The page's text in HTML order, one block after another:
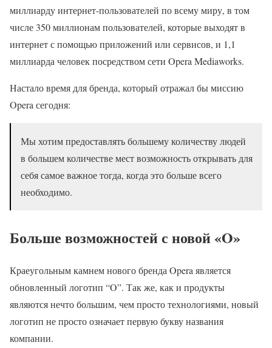
миллиарду интернет-пользователей по всему миру, в том
числе 350 миллионам пользователей, которые выходят в
интернет с помощью приложений или сервисов, и 1,1
миллиарда человек посредством сети Opera Mediaworks.
Настало время для бренда, который отражал бы миссию
Opera сегодня:
Мы хотим предоставлять большему количеству людей
в большем количестве мест возможность открывать для
себя самое важное тогда, когда это больше всего
необходимо.
Больше возможностей с новой «O»
Краеугольным камнем нового бренда Opera является
обновленный логотип “O”. Так же, как и продукты
являются нечто большим, чем просто технологиями, новый
логотип не просто означает первую букву названия
компании.